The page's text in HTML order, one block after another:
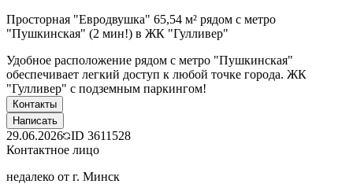
Просторная "Евродвушка" 65,54 м² рядом с метро
"Пушкинская" (2 мин!) в ЖК "Гулливер"
Удобное расположение рядом с метро "Пушкинская"
обеспечивает легкий доступ к любой точке города. ЖК
"Гулливер" с подземным паркингом!
Контакты
Написать
29.06.2026 ID 3611528
Контактное лицо
недалеко от г. Минск